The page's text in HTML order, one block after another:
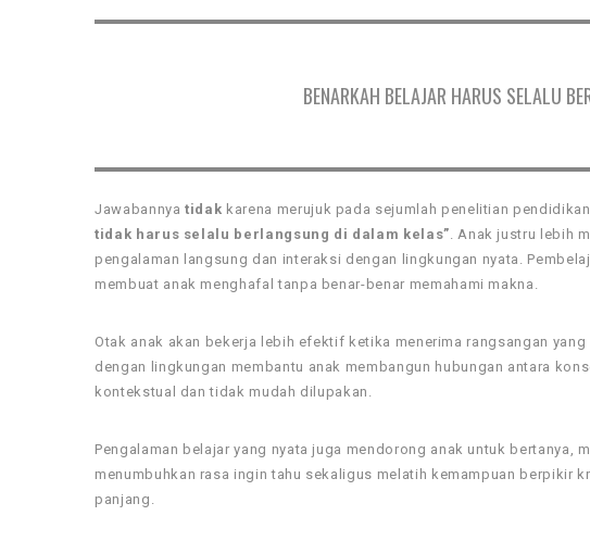
BENARKAH BELAJAR HARUS SELALU
Jawabannyatidak karena merujuk pada sejumlah penelitian
tidak harus selalu berlangsung di dalam kelas”. Anak justru lebih
pengalaman langsung dan interaksi dengan lingkungan nyata.
membuat anak menghafal tanpa benar-benar memahami makna.
Otak anak akan bekerja lebih efektif ketika menerima rangsangan
dengan lingkungan membantu anak membangun hubungan antara
kontekstual dan tidak mudah dilupakan.
Pengalaman belajar yang nyata juga mendorong anak untuk bertanya,
menumbuhkan rasa ingin tahu sekaligus melatih kemampuan berpikir
panjang.